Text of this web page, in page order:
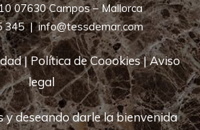
07630 Campos – Mallorca
345|info@tessdemar.com
| Política de Coookies|Aviso
legal
y deseando darle la bienvenida